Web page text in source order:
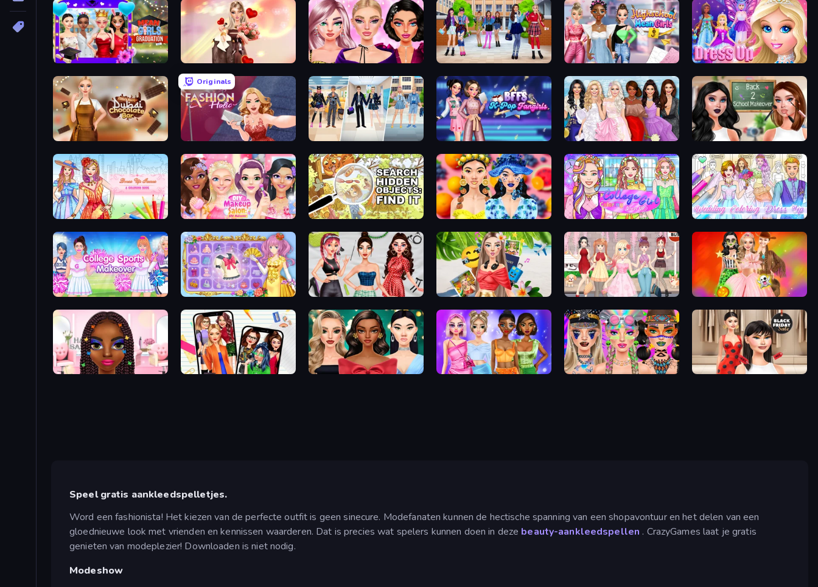
Mean Girls Graduation Day GRWM Date Night New Year Makeup Trends High School BFFs: Girls Team Highschool Mean Girls 3 Princess Dress Up
Ellie's Recipe: Dubai Chocolate Bar
Originals
Fashion Holic College Girl & Boy Makeover BFFs K-Pop Fangirls Model Dress Up Girl Back 2 School Makeover
Dress Up Games & Coloring Book DIY Makeup Salon: SPA Makeover Search Hidden Objects: Find Them Sweet And Fruity Makeup College Girl Coloring Dress Up Wedding Coloring Dress Up Game
College Sport Team Makeover Anime Princess Dress Up Brat Girl Summer Travel with Me: ASMR Edition Anime Girls Dress Up Games Iconic Halloween Costumes
Braided Hairstyles Fashion Highschool Mean Girls 2 New Year's Eve Makeup Monochrome Looks Festival Vibes Makeup Shopaholic Black Friday
Speel gratis aankleedspelletjes.
Word een fashionista! Het kiezen van de perfecte outfit is geen sinecure. Modefanaten kunnen de hectische spanning van een shopavontuur en het delen van een
gloednieuwe look met vrienden en kennissen waarderen. Dat is precies wat spelers kunnen doen in deze beauty-aankleedspellen . CrazyGames laat je gratis
genieten van modeplezier! Downloaden is niet nodig.
Modeshow